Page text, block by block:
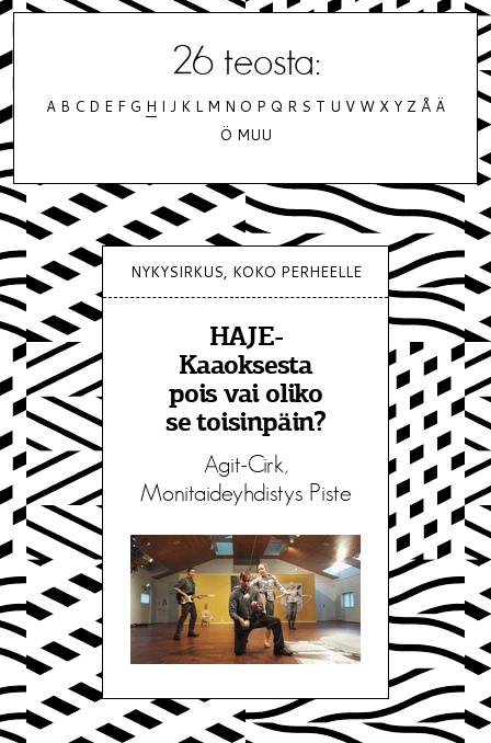
26teosta:
A B C D E F G H I J K L M N O P Q R S T U V W X Y Z Å Ä
Ö MUU
NYKYSIRKUS, KOKO PERHEELLE
HAJE-
Kaaoksesta
pois vai oliko
se toisinpäin?
Agit-Cirk,
Monitaideyhdistys Piste